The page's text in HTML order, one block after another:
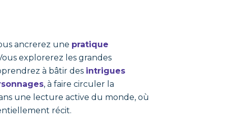
ancrerez une pratique
explorerez les grandes
à bâtir des intrigues
, à faire circuler la
une lecture active du monde, où
récit.